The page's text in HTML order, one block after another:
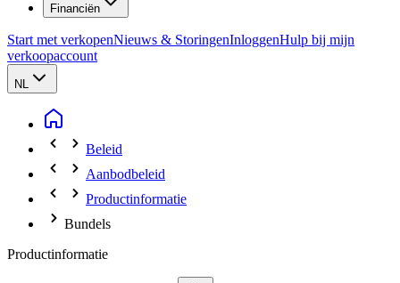
Financiën
Start met verkopenNieuws & StoringenInloggenHulp bij mijn
verkoopaccount
NL
Beleid
Aanbodbeleid
Productinformatie
Bundels
Productinformatie